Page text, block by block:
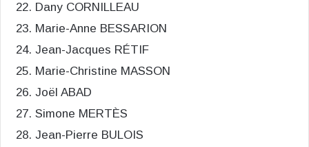
Dany CORNILLEAU
Marie-Anne BESSARION
Jean-Jacques RÉTIF
Marie-Christine MASSON
Joël ABAD
Simone MERTÈS
Jean-Pierre BULOIS